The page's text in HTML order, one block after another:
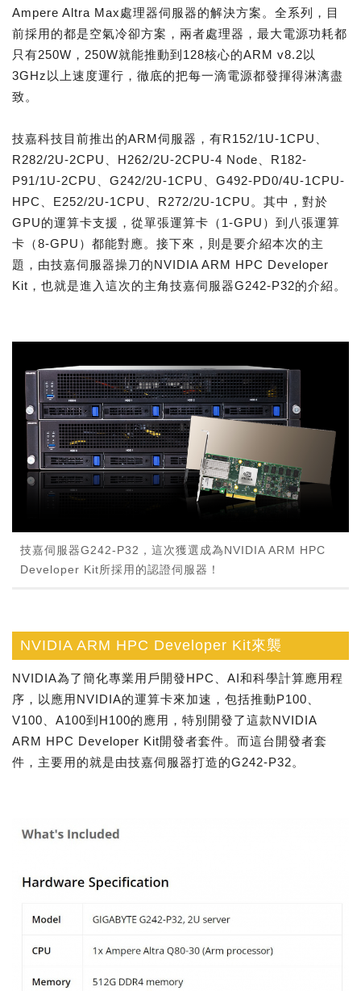
Ampere Altra Max處理器伺服器的解決方案。全系列，目
前採用的都是空氣冷卻方案，兩者處理器，最大電源功耗都
只有250W，250W就能推動到128核心的ARM v8.2以
3GHz以上速度運行，徹底的把每一滴電源都發揮得淋漓盡
致。
技嘉科技目前推出的ARM伺服器，有R152/1U-1CPU、
R282/2U-2CPU、H262/2U-2CPU-4 Node、R182-
P91/1U-2CPU、G242/2U-1CPU、G492-PD0/4U-1CPU-
HPC、E252/2U-1CPU、R272/2U-1CPU。其中，對於
GPU的運算卡支援，從單張運算卡（1-GPU）到八張運算
卡（8-GPU）都能對應。接下來，則是要介紹本次的主
題，由技嘉伺服器操刀的NVIDIA ARM HPC Developer
Kit，也就是進入這次的主角技嘉伺服器G242-P32的介紹。
技嘉伺服器G242-P32，這次獲選成為NVIDIA ARM HPC
Developer Kit所採用的認證伺服器！
NVIDIA ARM HPC Developer Kit來襲
NVIDIA為了簡化專業用戶開發HPC、AI和科學計算應用程
序，以應用NVIDIA的運算卡來加速，包括推動P100、
V100、A100到H100的應用，特別開發了這款NVIDIA
ARM HPC Developer Kit開發者套件。而這台開發者套
件，主要用的就是由技嘉伺服器打造的G242-P32。